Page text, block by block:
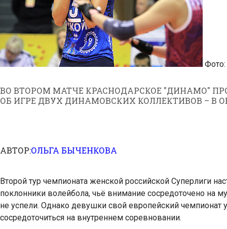
Фото:
ВО ВТОРОМ МАТЧЕ КРАСНОДАРСКОЕ "ДИНАМО"
ОБ ИГРЕ ДВУХ ДИНАМОВСКИХ КОЛЛЕКТИВОВ – В
АВТОР:ОЛЬГА БЫЧЕНКОВА
Второй тур чемпионата женской российской Суперлиги
поклонники волейбола, чьё внимание сосредоточено на
не успели. Однако девушки свой европейский
сосредоточиться на внутреннем соревновании.